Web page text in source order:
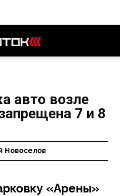
авто возле
7 и 8
Новоселов
«Арены»